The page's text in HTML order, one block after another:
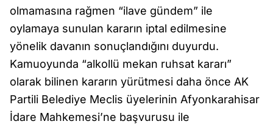
olmamasına rağmen “ilave gündem” ile
oylamaya sunulan kararın iptal edilmesine
yönelik davanın sonuçlandığını duyurdu.
Kamuoyunda “alkollü mekan ruhsat kararı”
olarak bilinen kararın yürütmesi daha önce AK
Partili Belediye Meclis üyelerinin Afyonkarahisar
İdare Mahkemesi’ne başvurusu ile